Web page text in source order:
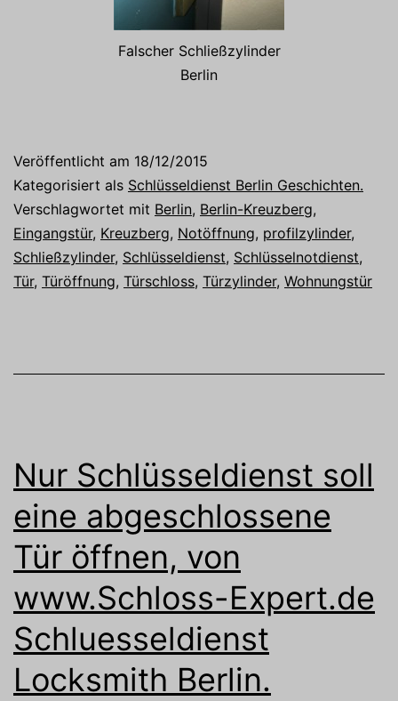
Falscher Schließzylinder
Berlin
Veröffentlicht am 18/12/2015
Kategorisiert als Schlüsseldienst Berlin Geschichten.
Verschlagwortet mit Berlin, Berlin-Kreuzberg,
Eingangstür, Kreuzberg, Notöffnung, profilzylinder,
Schließzylinder, Schlüsseldienst, Schlüsselnotdienst,
Tür, Türöffnung, Türschloss, Türzylinder, Wohnungstür
Nur Schlüsseldienst soll
eine abgeschlossene
Tür öffnen, von
www.Schloss-Expert.de
Schluesseldienst
Locksmith Berlin.